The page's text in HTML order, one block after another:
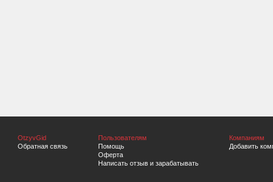
OtzyvGid
Обратная связь
Пользователям
Помощь
Оферта
Написать отзыв и зарабатывать
Компаниям
Добавить